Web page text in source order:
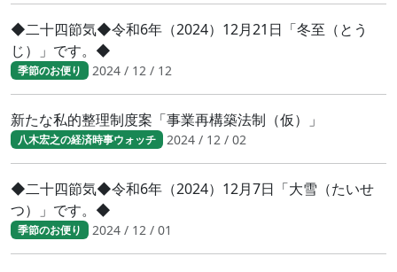
◆二十四節気◆令和6年（2024）12月21日「冬至（とう
じ）」です。◆
季節のお便り 2024 / 12 / 12
新たな私的整理制度案「事業再構築法制（仮）」
八木宏之の経済時事ウォッチ 2024 / 12 / 02
◆二十四節気◆令和6年（2024）12月7日「大雪（たいせ
つ）」です。◆
季節のお便り 2024 / 12 / 01